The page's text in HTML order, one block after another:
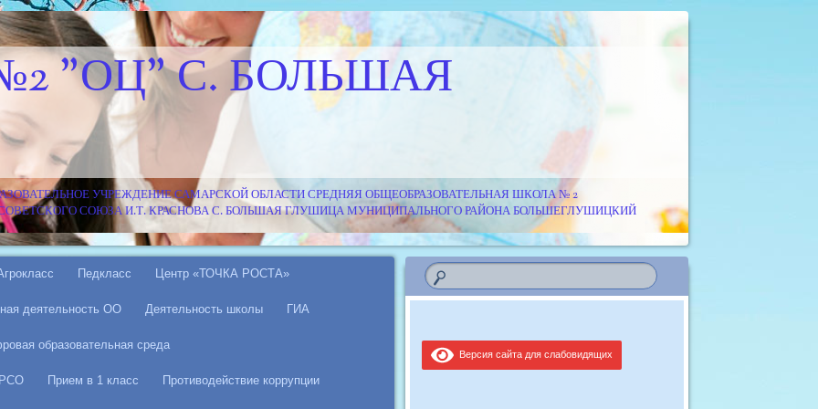
"ОЦ" С. БОЛЬШАЯ
УЧРЕЖДЕНИЕ САМАРСКОЙ ОБЛАСТИ СРЕДНЯЯ ОБЩЕОБРАЗОВАТЕЛЬНАЯ ШКОЛА № 2
СОВЕТСКОГО СОЮЗА И.Т. КРАСНОВА С. БОЛЬШАЯ ГЛУШИЦА МУНИЦИПАЛЬНОГО РАЙОНА БОЛЬШЕГЛУШИЦКИЙ
Педкласс Центр «ТОЧКА РОСТА»
деятельность ОО Деятельность школы ГИА
образовательная среда
Прием в 1 класс Противодействие коррупции
Версия сайта для слабовидящих